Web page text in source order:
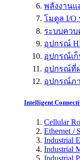
พลังงานแ
โมดูล I/O
ระบบคว
อุปกรณ์
อุปกรณ์เ
อุปกรณ์ที่
อุปกรณ์ภา
Intelligent
Cellular
Ethernet /
Industrial
Industrial